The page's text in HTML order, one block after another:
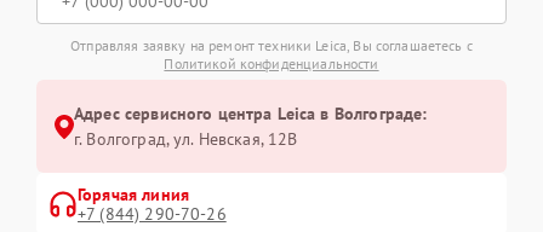
Отправляя заявку на ремонт техники Leica, Вы соглашаетесь с
Политикой конфиденциальности
Адрес сервисного центра Leica в Волгограде:
г. Волгоград, ул. Невская, 12В
Горячая линия
+7 (844) 290-70-26